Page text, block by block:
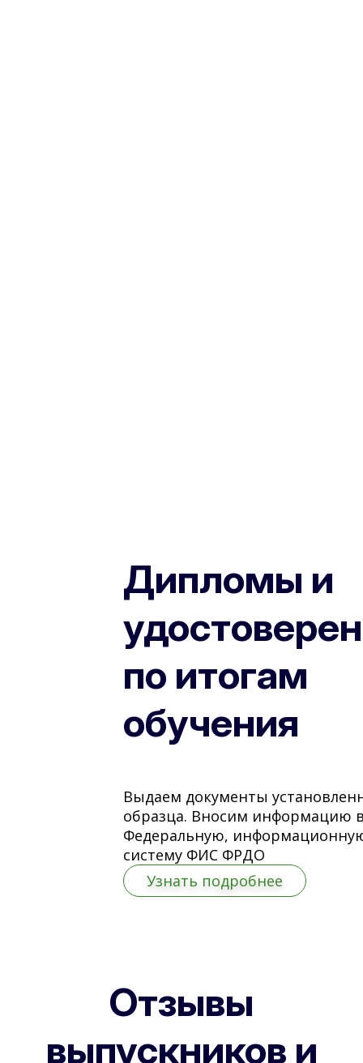
Дипломы и
по итогам
обучения
Выдаем документы
образца. Вносим информацию
Федеральную,
систему ФИС ФРДО
Узнать подробнее
Отзывы
выпускников и